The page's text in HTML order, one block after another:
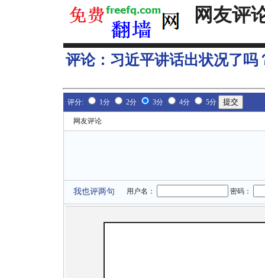
网友评
评论： 习近平讲话出状况了吗
评分: 1分 2分 3分 4分 5分
网友评论
我也评两句 用户名： 密码：